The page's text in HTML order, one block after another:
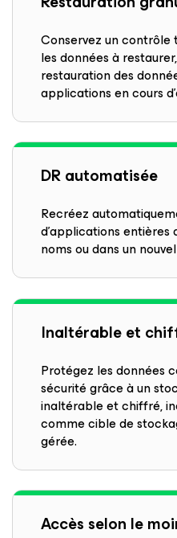
Conservez un
les données à
restauration des
applications en cours
DR automatisée
Recréez
d’applications
noms ou dans un
Inaltérable et
Protégez les données
sécurité grâce à un
inaltérable et chiffré,
comme cible de
gérée.
Accès selon le